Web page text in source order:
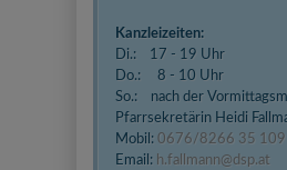
Kanzleizeiten:
Di.: 17 - 19 Uhr
Do.: 8 - 10 Uhr
So.: nach der
Pfarrsekretärin Heidi
Mobil: 0676/8266 35 109
Email: h.fallmann@dsp.at